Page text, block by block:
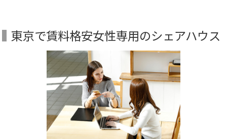
東京で賃料格安女性専用のシェアハウス